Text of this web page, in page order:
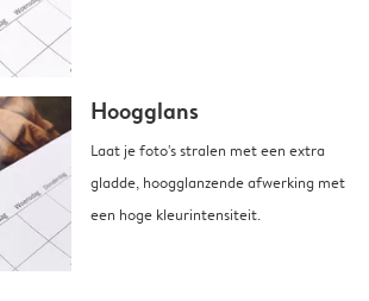
Hoogglans
Laat je foto's stralen met een extra
gladde, hoogglanzende afwerking met
een hoge kleurintensiteit.